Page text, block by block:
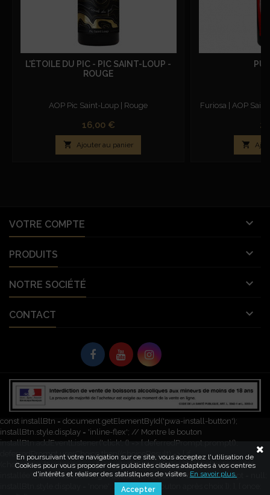
L'ÉTOILE DU PIC - PIC SAINT-LOUP -
ROUGE
AOP Pic Saint-Loup | Rouge
Prix
16,00 €
 Ajouter au panier
Furiosa | AOP

VOTRE COMPTE 
PRODUITS 
NOTRE SOCIÉTÉ 
CONTACT 
© Copyright 2026 Vignobles Vellas France. Tous droits réservés. L'abus
d’alcool est dangereux pour la santé. À consommer avec modération.
let deferredPrompt; window.addEventListener('beforeinstallprompt', (e) => {
e.preventDefault(); // Empêche l'invite automatique deferredPrompt = e;
const installBtn = document.getElementById('pwa-install-button');
installBtn.style.display = 'inline-flex'; // Montre le bouton
installBtn.addEventListener('click', () => { deferredPrompt.prompt();
deferredPrompt.userChoice.then((choiceResult) => { if
(choiceResult.outcome === 'accepted') { console.log('L\'application a été
installée'); } else { console.log('Installation refusée'); } deferredPrompt = null;
installBtn.style.display = 'none'; // Cache le bouton après choix }); }, { once:
En poursuivant votre navigation sur ce site, vous acceptez l'utilisation de
Cookies pour vous proposer des publicités ciblées adaptées à vos centres
d'intérêts et réaliser des statistiques de visites. En savoir plus.
Accepter